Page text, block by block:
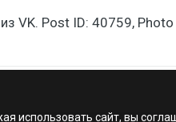
VK. Post ID: 40759,
использовать сайт, вы